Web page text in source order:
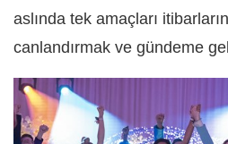
aslında tek amaçları
canlandırmak ve gündeme